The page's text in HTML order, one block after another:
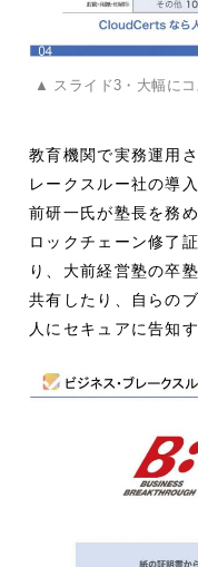
▲ スライド3・大幅に
教育機関で実務運用
レークスルー社の導
前研一氏が塾長を務
ロックチェーン修了
り、大前経営塾の卒
共有したり、自らの
人にセキュアに告知